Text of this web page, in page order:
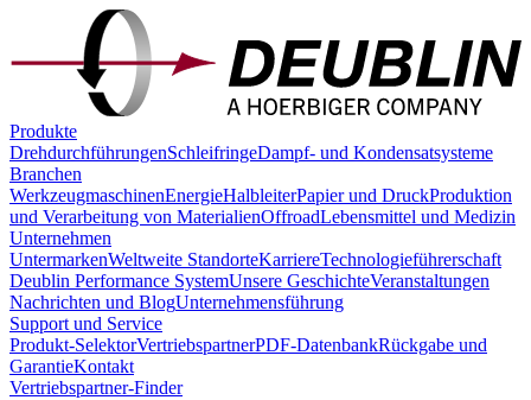
Produkte
DrehdurchführungenSchleifringeDampf- und Kondensatsysteme
Branchen
WerkzeugmaschinenEnergieHalbleiterPapier und DruckProduktion
und Verarbeitung von MaterialienOffroadLebensmittel und Medizin
Unternehmen
UntermarkenWeltweite StandorteKarriereTechnologieführerschaft
Deublin Performance SystemUnsere GeschichteVeranstaltungen
Nachrichten und BlogUnternehmensführung
Support und Service
Produkt-SelektorVertriebspartnerPDF-DatenbankRückgabe und
GarantieKontakt
Vertriebspartner-Finder